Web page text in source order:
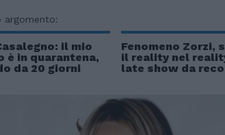
argomento:
il mio
è in quarantena,
da 20 giorni
Fenomeno Zorzi,
il reality nel
late show da